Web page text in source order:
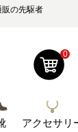
の先駆者
0
アクセサリ